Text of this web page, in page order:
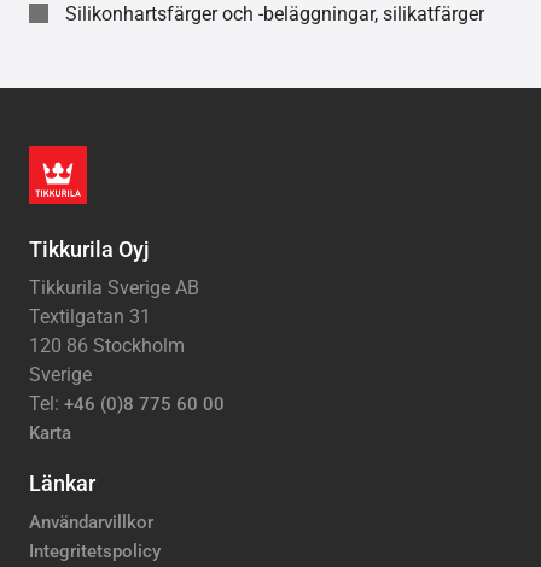
Silikonhartsfärger och -beläggningar, silikatfärger
Tikkurila Oyj
Tikkurila Sverige AB
Textilgatan 31
120 86 Stockholm
Sverige
Tel: +46 (0)8 775 60 00
Karta
Länkar
Användarvillkor
Integritetspolicy